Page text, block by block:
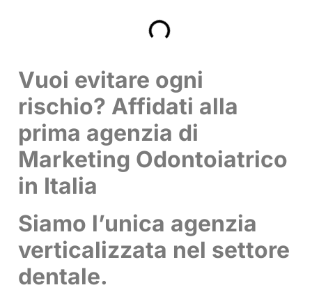
Vuoi evitare ogni
rischio? Affidati alla
prima agenzia di
Marketing Odontoiatrico
in Italia
Siamo l’unica agenzia
verticalizzata nel settore
dentale.